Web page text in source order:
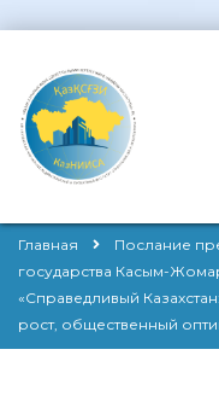
Главная Послание
государства Касым-
«Справедливый
рост, общественный